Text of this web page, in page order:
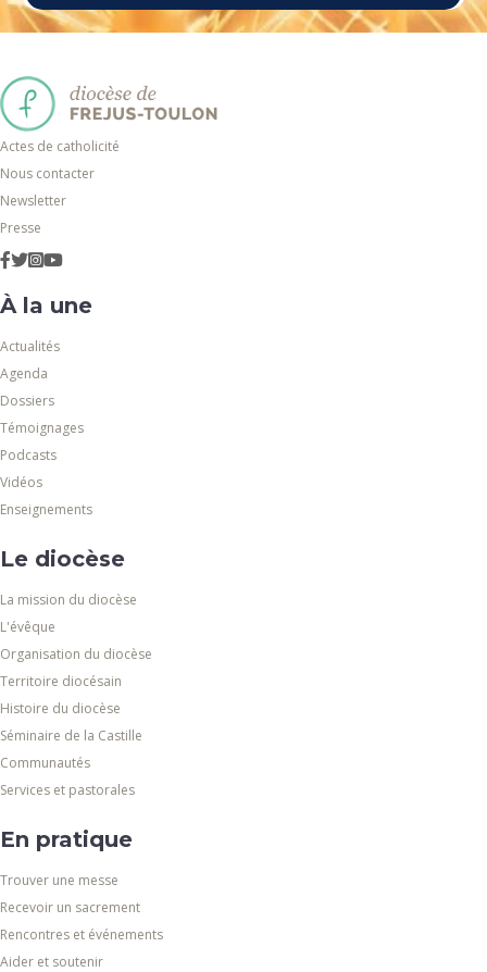
Actes de catholicité
Nous contacter
Newsletter
Presse
À la une
Actualités
Agenda
Dossiers
Témoignages
Podcasts
Vidéos
Enseignements
Le diocèse
La mission du diocèse
L'évêque
Organisation du diocèse
Territoire diocésain
Histoire du diocèse
Séminaire de la Castille
Communautés
Services et pastorales
En pratique
Trouver une messe
Recevoir un sacrement
Rencontres et événements
Aider et soutenir